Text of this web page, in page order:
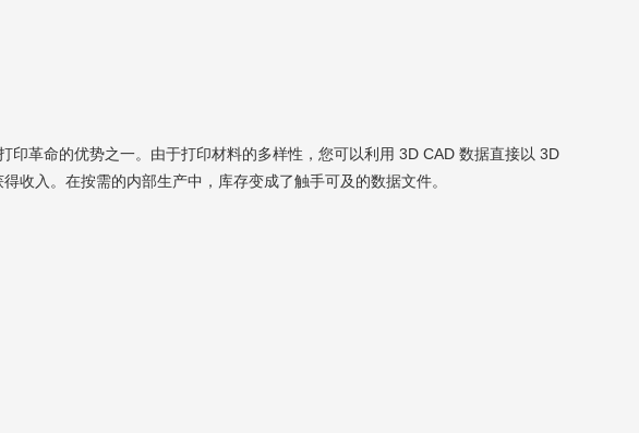
革命的优势之一。由于打印材料的多样性，您可以利用 3D CAD 数据直接以 3D
收入。在按需的内部生产中，库存变成了触手可及的数据文件。